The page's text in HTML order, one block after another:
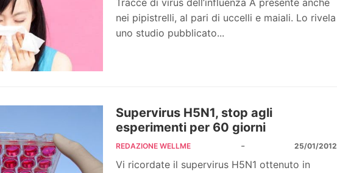
Tracce di virus dell’influenza A presente anche
nei pipistrelli, al pari di uccelli e maiali. Lo rivela
uno studio pubblicato...
Supervirus H5N1, stop agli
esperimenti per 60 giorni
REDAZIONE WELLME - 25/01/2012
Vi ricordate il supervirus H5N1 ottenuto in